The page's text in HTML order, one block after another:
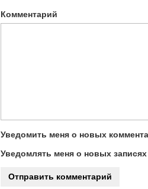
Комментарий
Уведомить меня о новых
Уведомлять меня о новых записях